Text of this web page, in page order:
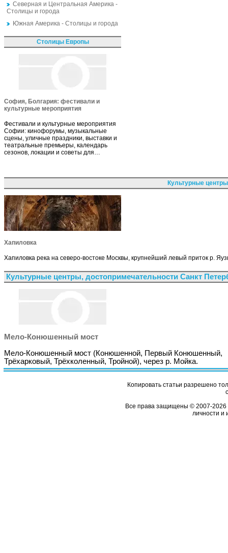
Северная и Центральная Америка -
Столицы и города
Южная Америка - Столицы и города
Столицы Европы
София, Болгария: фестивали и
культурные мероприятия
Фестивали и культурные мероприятия
Софии: кинофорумы, музыкальные
сцены, уличные праздники, выставки и
театральные премьеры, календарь
сезонов, локации и советы для…
Культурные
Хапиловка
Хапиловка река на северо-востоке Москвы, крупнейший левый приток р.
Культурные центры, достопримечательности Санкт
Мело-Конюшенный мост
Мело-Конюшенный мост (Конюшенной, Первый Конюшенный,
Трёхарковый, Трёхколенный, Тройной), через р. Мойка.
Копировать статьи разрешено
Все права защищены © 2007-2026
личности и